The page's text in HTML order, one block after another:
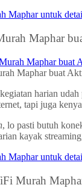
Maphar
Maphar buat
harian
tapi juga
, lo pasti butuh
kayak
Murah